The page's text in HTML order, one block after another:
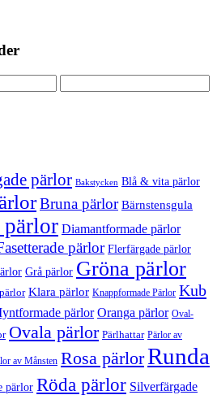
pärlor Bakstycken Blå & vita pärlor
Bruna pärlor Bärnstensgula
Diamantformade pärlor
pärlor Flerfärgade pärlor
Grå pärlor Gröna pärlor
Klara pärlor Knappformade Pärlor Kub
pärlor Oranga pärlor Oval-
Ovala pärlor Pärlhattar Pärlor av
av Månsten Rosa pärlorRunda
pärlor Röda pärlor Silverfärgade